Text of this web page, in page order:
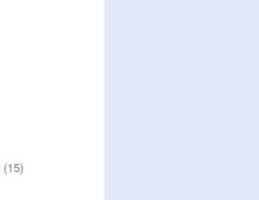
(15)